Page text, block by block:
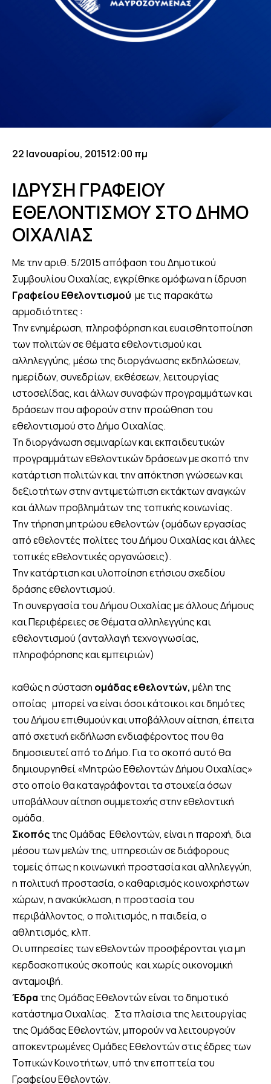
22 Ιανουαρίου, 201512:00 πμ
ΙΔΡΥΣΗ ΓΡΑΦΕΙΟΥ
ΕΘΕΛΟΝΤΙΣΜΟΥ ΣΤΟ ΔΗΜΟ
ΟΙΧΑΛΙΑΣ
Με την αριθ. 5/2015 απόφαση του Δημοτικού
Συμβουλίου Οιχαλίας, εγκρίθηκε ομόφωνα η ίδρυση
Γραφείου Εθελοντισμού με τις παρακάτω
αρμοδιότητες :
Την ενημέρωση, πληροφόρηση και ευαισθητοποίηση
των πολιτών σε θέματα εθελοντισμού και
αλληλεγγύης, µέσω της διοργάνωσης εκδηλώσεων,
ημερίδων, συνεδρίων, εκθέσεων, λειτουργίας
ιστοσελίδας, και άλλων συναφών προγραμμάτων και
δράσεων που αφορούν στην προώθηση του
εθελοντισμού στο Δήμο Οιχαλίας.
Τη διοργάνωση σεμιναρίων και εκπαιδευτικών
προγραμμάτων εθελοντικών δράσεων µε σκοπό την
κατάρτιση πολιτών και την απόκτηση γνώσεων και
δεξιοτήτων στην αντιμετώπιση εκτάκτων αναγκών
και άλλων προβλημάτων της τοπικής κοινωνίας.
Την τήρηση μητρώου εθελοντών (ομάδων εργασίας
από εθελοντές πολίτες του Δήμου Οιχαλίας και άλλες
τοπικές εθελοντικές οργανώσεις).
Την κατάρτιση και υλοποίηση ετήσιου σχεδίου
δράσης εθελοντισμού.
Τη συνεργασία του Δήμου Οιχαλίας µε άλλους Δήμους
και Περιφέρειες σε Θέματα αλληλεγγύης και
εθελοντισμού (ανταλλαγή τεχνογνωσίας,
πληροφόρησης και εμπειριών)
καθώς η σύσταση ομάδας εθελοντών, μέλη της
οποίας μπορεί να είναι όσοι κάτοικοι και δημότες
του Δήμου επιθυμούν και υποβάλλουν αίτηση, έπειτα
από σχετική εκδήλωση ενδιαφέροντος που θα
δημοσιευτεί από το ∆ήµο. Για το σκοπό αυτό θα
δημιουργηθεί «Μητρώο Εθελοντών Δήμου Οιχαλίας»
στο οποίο θα καταγράφονται τα στοιχεία όσων
υποβάλλουν αίτηση συμμετοχής στην εθελοντική
ομάδα.
Σκοπόςτης Ομάδας Εθελοντών, είναι η παροχή, δια
μέσου των µελών της, υπηρεσιών σε διάφορους
τομείς όπως η κοινωνική προστασία και αλληλεγγύη,
η πολιτική προστασία, o καθαρισμός κοινοχρήστων
χώρων, η ανακύκλωση, η προστασία του
περιβάλλοντος, ο πολιτισμός, η παιδεία, ο
αθλητισμός, κλπ.
Οι υπηρεσίες των εθελοντών προσφέρονται για μη
κερδοσκοπικούς σκοπούς και χωρίς οικονομική
ανταμοιβή.
Έδρα της Ομάδας Εθελοντών είναι το δημοτικό
κατάστημα Οιχαλίας. Στα πλαίσια της λειτουργίας
της Ομάδας Εθελοντών, μπορούν να λειτουργούν
αποκεντρωμένες Ομάδες Εθελοντών στις έδρες των
Τοπικών Κοινοτήτων, υπό την εποπτεία του
Γραφείου Εθελοντών.